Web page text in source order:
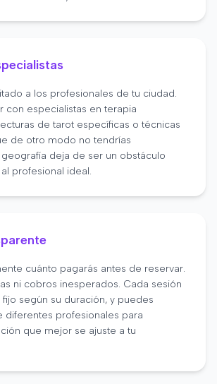
a los profesionales de tu ciudad.
con especialistas en terapia
de tarot específicas o técnicas
de otro modo no tendrías
deja de ser un obstáculo
profesional ideal.
cuánto pagarás antes de reservar.
ni cobros inesperados. Cada sesión
según su duración, y puedes
diferentes profesionales para
que mejor se ajuste a tu